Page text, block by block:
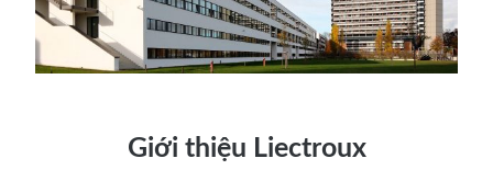
Giới thiệu Liectroux